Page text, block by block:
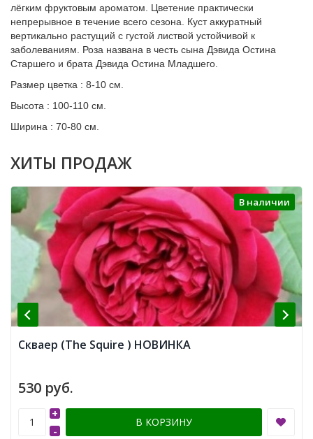
лёгким фруктовым ароматом. Цветение практически
непрерывное в течение всего сезона. Куст аккуратный
вертикально растущий с густой листвой устойчивой к
заболеваниям. Роза названа в честь сына Дэвида Остина
Старшего и брата Дэвида Остина Младшего.
Размер цветка : 8-10 см.
Высота : 100-110 см.
Ширина : 70-80 см.
ХИТЫ ПРОДАЖ
В наличии
Скваер (The Squire ) НОВИНКА
530 руб.
-
+
В КОРЗИНУ